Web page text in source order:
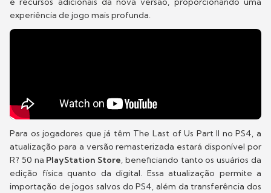
experiência de jogo mais profunda.
Para os jogadores que já têm The Last of Us Part II no PS4, a
atualização para a versão remasterizada estará disponível por
R? 50 na PlayStation Store, beneficiando tanto os usuários da
edição física quanto da digital. Essa atualização permite a
importação de jogos salvos do PS4, além da transferência dos